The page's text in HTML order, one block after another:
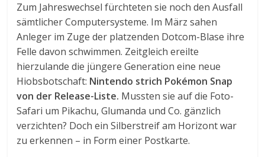
Zum Jahreswechsel fürchteten sie noch den Ausfall
sämtlicher Computersysteme. Im März sahen
Anleger im Zuge der platzenden Dotcom-Blase ihre
Felle davon schwimmen. Zeitgleich ereilte
hierzulande die jüngere Generation eine neue
Hiobsbotschaft: Nintendo strich Pokémon Snap
von der Release-Liste. Mussten sie auf die Foto-
Safari um Pikachu, Glumanda und Co. gänzlich
verzichten? Doch ein Silberstreif am Horizont war
zu erkennen – in Form einer Postkarte.